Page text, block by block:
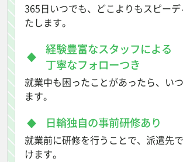
365日いつでも、どこよりもスピー
たします。
経験豊富なスタッフによる
丁寧なフォローつき
就業中も困ったことがあったら、い
ます。
日輪独自の事前研修あり
就業前に研修を行うことで、派遣先
けます。